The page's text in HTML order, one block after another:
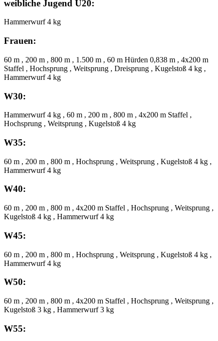
weibliche Jugend U20:
Hammerwurf 4 kg
Frauen:
60 m , 200 m , 800 m , 1.500 m , 60 m Hürden 0,838 m , 4x200 m
Staffel , Hochsprung , Weitsprung , Dreisprung , Kugelstoß 4 kg ,
Hammerwurf 4 kg
W30:
Hammerwurf 4 kg , 60 m , 200 m , 800 m , 4x200 m Staffel ,
Hochsprung , Weitsprung , Kugelstoß 4 kg
W35:
60 m , 200 m , 800 m , Hochsprung , Weitsprung , Kugelstoß 4 kg ,
Hammerwurf 4 kg
W40:
60 m , 200 m , 800 m , 4x200 m Staffel , Hochsprung , Weitsprung ,
Kugelstoß 4 kg , Hammerwurf 4 kg
W45:
60 m , 200 m , 800 m , Hochsprung , Weitsprung , Kugelstoß 4 kg ,
Hammerwurf 4 kg
W50:
60 m , 200 m , 800 m , 4x200 m Staffel , Hochsprung , Weitsprung ,
Kugelstoß 3 kg , Hammerwurf 3 kg
W55: